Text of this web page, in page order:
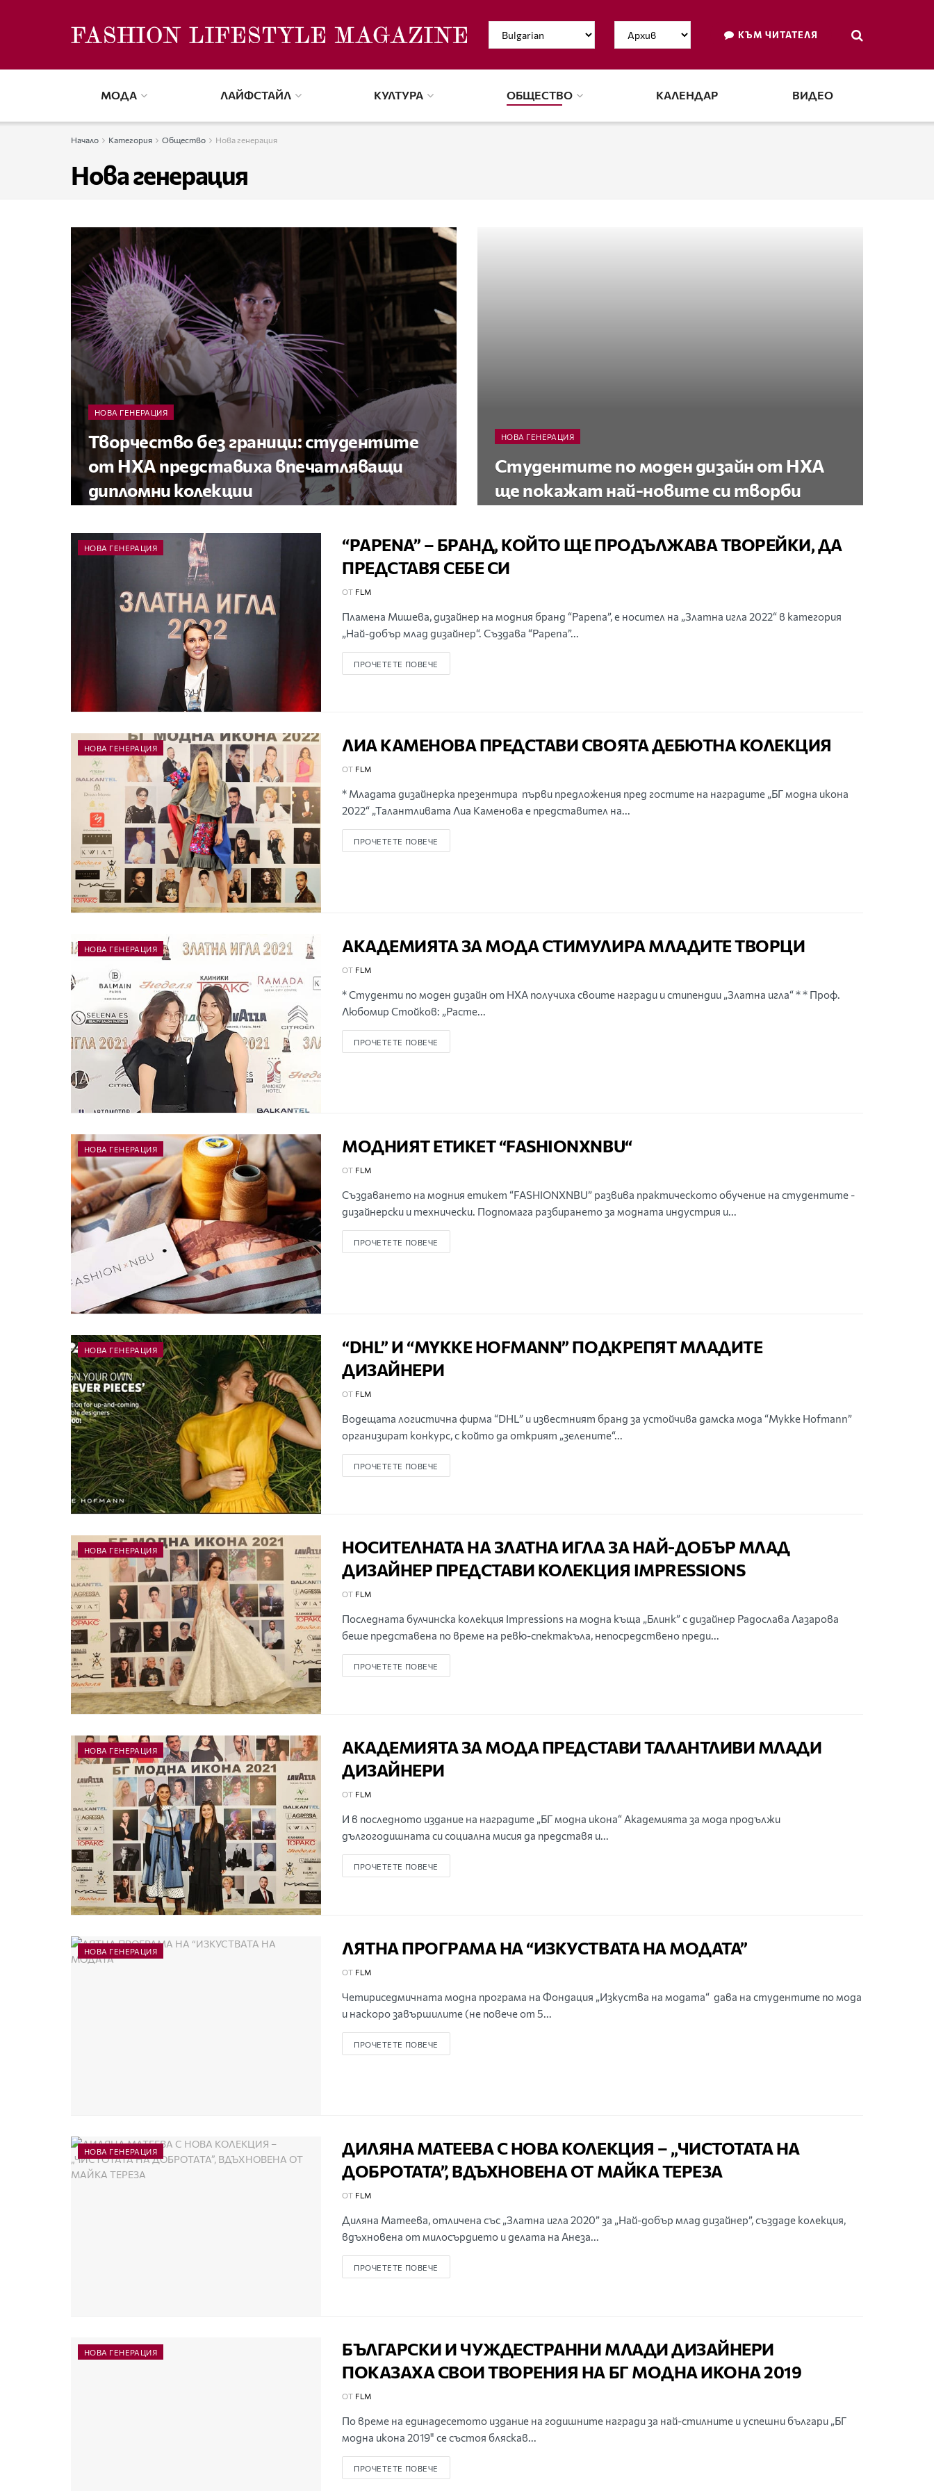
КЪМ ЧИТАТЕЛЯ
МОДА ЛАЙФСТАЙЛ КУЛТУРА ОБЩЕСТВО КАЛЕНДАР ВИДЕО
Начало Категория Общество Нова генерация
Нова генерация
НОВА ГЕНЕРАЦИЯ
Творчество без граници: студентите
от НХА представиха впечатляващи
дипломни колекции
НОВА ГЕНЕРАЦИЯ
Студентите по моден дизайн от НХА
ще покажат най-новите си творби
НОВА ГЕНЕРАЦИЯ
“PAPENA” – БРАНД, КОЙТО ЩЕ ПРОДЪЛЖАВА ТВОРЕЙКИ, ДА
ПРЕДСТАВЯ СЕБЕ СИ
ОТ FLM
Пламена Мишева, дизайнер на модния бранд “Papena”, е носител на „Златна игла 2022“ в категория
„Най-добър млад дизайнер“. Създава “Papena”...
ПРОЧЕТЕТЕ ПОВЕЧЕ
НОВА ГЕНЕРАЦИЯ ЛИА КАМЕНОВА ПРЕДСТАВИ СВОЯТА ДЕБЮТНА КОЛЕКЦИЯ
ОТ FLM
* Младата дизайнерка презентира първи предложения пред гостите на наградите „БГ модна икона
2022“ „Талантливата Лиа Каменова е представител на...
ПРОЧЕТЕТЕ ПОВЕЧЕ
НОВА ГЕНЕРАЦИЯ АКАДЕМИЯТА ЗА МОДА СТИМУЛИРА МЛАДИТЕ ТВОРЦИ
ОТ FLM
* Студенти по моден дизайн от НХА получиха своите награди и стипендии „Златна игла“ * * Проф.
Любомир Стойков: „Расте...
ПРОЧЕТЕТЕ ПОВЕЧЕ
НОВА ГЕНЕРАЦИЯ МОДНИЯТ ЕТИКЕТ “FASHIONXNBU“
ОТ FLM
Създаването на модния етикет “FASHIONXNBU” развива практическото обучение на студентите -
дизайнерски и технически. Подпомага разбирането за модната индустрия и...
ПРОЧЕТЕТЕ ПОВЕЧЕ
НОВА ГЕНЕРАЦИЯ
“DHL” И “MYKKE HOFMANN” ПОДКРЕПЯТ МЛАДИТЕ
ДИЗАЙНЕРИ
ОТ FLM
Водещата логистична фирма “DHL” и известният бранд за устойчива дамска мода “Mykke Hofmann”
организират конкурс, с който да открият „зелените“...
ПРОЧЕТЕТЕ ПОВЕЧЕ
НОВА ГЕНЕРАЦИЯ
НОСИТЕЛНАТА НА ЗЛАТНА ИГЛА ЗА НАЙ-ДОБЪР МЛАД
ДИЗАЙНЕР ПРЕДСТАВИ КОЛЕКЦИЯ IMPRESSIONS
ОТ FLM
Последната булчинска колекция Impressions на модна къща „Блинк” с дизайнер Радослава Лазарова
беше представена по време на ревю-спектакъла, непосредствено преди...
ПРОЧЕТЕТЕ ПОВЕЧЕ
НОВА ГЕНЕРАЦИЯ
АКАДЕМИЯТА ЗА МОДА ПРЕДСТАВИ ТАЛАНТЛИВИ МЛАДИ
ДИЗАЙНЕРИ
ОТ FLM
И в последното издание на наградите „БГ модна икона“ Академията за мода продължи
дългогодишната си социална мисия да представя и...
ПРОЧЕТЕТЕ ПОВЕЧЕ
НОВА ГЕНЕРАЦИЯ ЛЯТНА ПРОГРАМА НА “ИЗКУСТВАТА НА МОДАТА”
ОТ FLM
Четириседмичната модна програма на Фондация „Изкуства на модата“ дава на студентите по мода
и наскоро завършилите (не повече от 5...
ПРОЧЕТЕТЕ ПОВЕЧЕ
НОВА ГЕНЕРАЦИЯ
ДИЛЯНА МАТЕЕВА С НОВА КОЛЕКЦИЯ – „ЧИСТОТАТА НА
ДОБРОТАТА”, ВДЪХНОВЕНА ОТ МАЙКА ТЕРЕЗА
ОТ FLM
Диляна Матеева, отличена със „Златна игла 2020” за „Най-добър млад дизайнер”, създаде колекция,
вдъхновена от милосърдието и делата на Анеза...
ПРОЧЕТЕТЕ ПОВЕЧЕ
НОВА ГЕНЕРАЦИЯ
БЪЛГАРСКИ И ЧУЖДЕСТРАННИ МЛАДИ ДИЗАЙНЕРИ
ПОКАЗАХА СВОИ ТВОРЕНИЯ НА БГ МОДНА ИКОНА 2019
ОТ FLM
По време на единадесетото издание на годишните награди за най-стилните и успешни българи „БГ
модна икона 2019" се състоя бляскав...
ПРОЧЕТЕТЕ ПОВЕЧЕ